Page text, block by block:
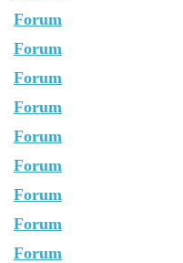
Forum
Forum
Forum
Forum
Forum
Forum
Forum
Forum
Forum